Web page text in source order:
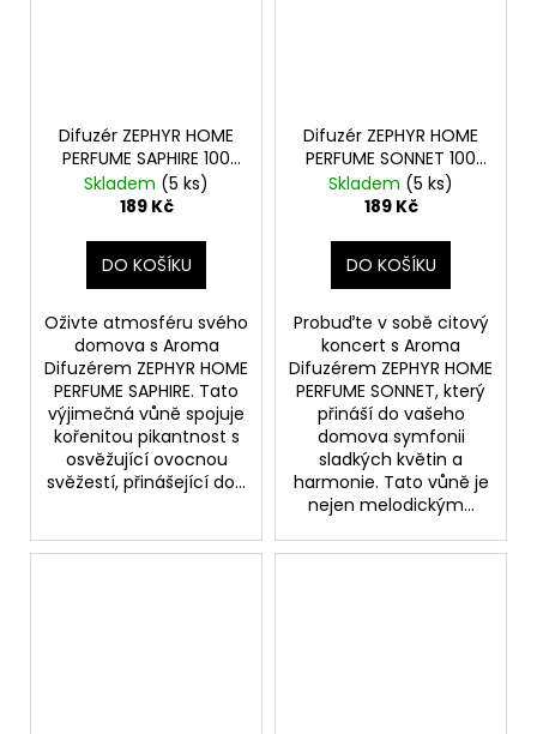
Difuzér ZEPHYR HOME
PERFUME SAPHIRE 100
ml
Skladem (5 ks)
189 Kč
DO KOŠÍKU
Oživte atmosféru svého
domova s Aroma
Difuzérem ZEPHYR HOME
PERFUME SAPHIRE. Tato
výjimečná vůně spojuje
kořenitou pikantnost s
osvěžující ovocnou
svěžestí, přinášející do...
Difuzér ZEPHYR HOME
PERFUME SONNET 100
ml
Skladem (5 ks)
189 Kč
DO KOŠÍKU
Probuďte v sobě citový
koncert s Aroma
Difuzérem ZEPHYR HOME
PERFUME SONNET, který
přináší do vašeho
domova symfonii
sladkých květin a
harmonie. Tato vůně je
nejen melodickým...